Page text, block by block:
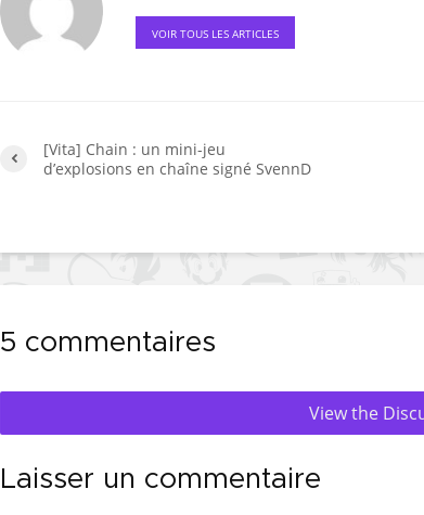
VOIR TOUS LES ARTICLES
[Vita] Chain : un mini-jeu
d’explosions en chaîne signé SvennD
5 commentaires
View the
Laisser un commentaire